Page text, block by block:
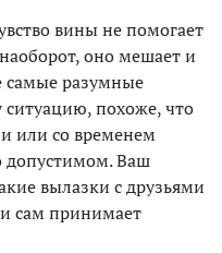
вины не помогает
оно мешает и
самые разумные
ситуацию, похоже, что
или со временем
допустимом. Ваш
вылазки с друзьями
сам принимает